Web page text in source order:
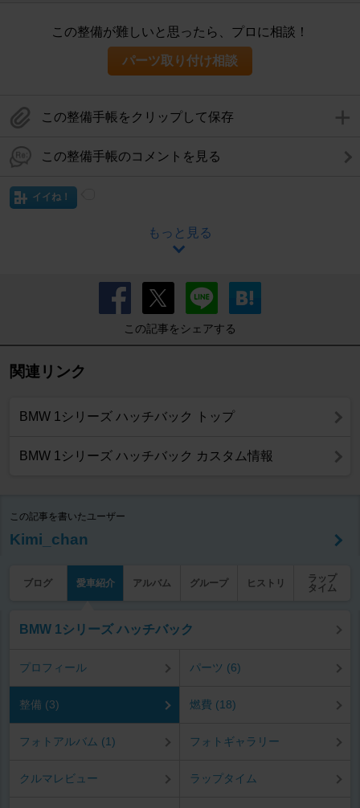
この整備が難しいと思ったら、プロに相談！
パーツ取り付け相談
この整備手帳をクリップして保存
この整備手帳のコメントを見る
イイね！
もっと見る
この記事をシェアする
関連リンク
BMW 1シリーズ ハッチバック トップ
BMW 1シリーズ ハッチバック カスタム情報
この記事を書いたユーザー
Kimi_chan
ブログ 愛車紹介 アルバム グループ ヒストリ
ラップ
タイム
BMW 1シリーズ ハッチバック
プロフィール パーツ (6)
整備 (3) 燃費 (18)
フォトアルバム (1) フォトギャラリー
クルマレビュー ラップタイム